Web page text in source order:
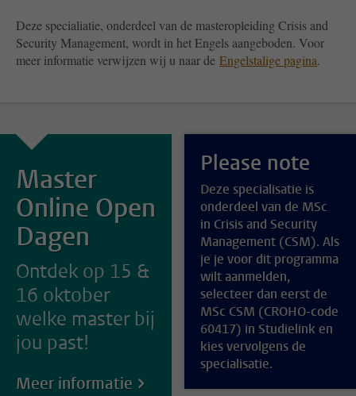
Deze specialiatie, onderdeel van de masteropleiding Crisis and
Security Management, wordt in het Engels aangeboden. Voor
meer informatie verwijzen wij u naar de Engelstalige pagina.
Master
Online Open
Dagen
Ontdek op 15 &
16 oktober
welke master bij
jou past!
Meer informatie
Please note
Deze specialisatie is
onderdeel van de MSc
in Crisis and Security
Management (CSM). Als
je je voor dit programma
wilt aanmelden,
selecteer dan eerst de
MSc CSM (CROHO-code
60417) in Studielink en
kies vervolgens de
specialisatie.